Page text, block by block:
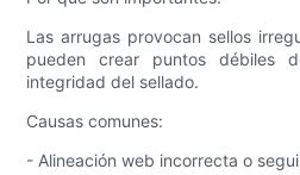
Las arrugas provocan sellos
pueden crear puntos débiles
integridad del sellado.
Causas comunes:
- Alineación web incorrecta o